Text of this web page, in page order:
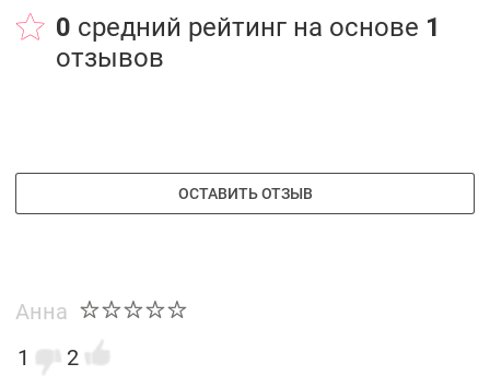
0 средний рейтинг на основе 1
отзывов
ОСТАВИТЬ ОТЗЫВ
Анна
1
2